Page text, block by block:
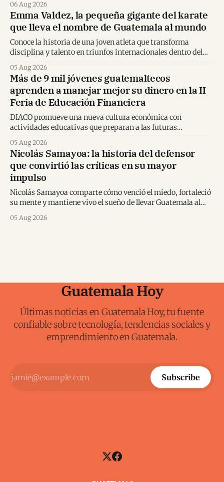
06 Aug 2026
Emma Valdez, la pequeña gigante del karate
que lleva el nombre de Guatemala al mundo
Conoce la historia de una joven atleta que transforma
disciplina y talento en triunfos internacionales dentro del
05 Aug 2026
Más de 9 mil jóvenes guatemaltecos
aprenden a manejar mejor su dinero en la II
Feria de Educación Financiera
DIACO promueve una nueva cultura económica con
actividades educativas que preparan a las futuras
05 Aug 2026
Nicolás Samayoa: la historia del defensor
que convirtió las críticas en su mayor
impulso
Nicolás Samayoa comparte cómo venció el miedo, fortaleció
su mente y mantiene vivo el sueño de llevar Guatemala al
05 Aug 2026
Guatemala Hoy
Últimas noticias en Guatemala Hoy, tu fuente
confiable sobre tecnología, tendencias sociales y
emprendimiento en Guatemala.
Subscribe